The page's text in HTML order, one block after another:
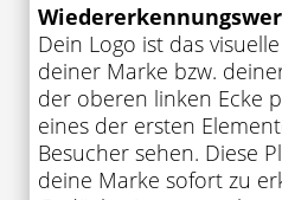
Dein Logo ist das
deiner Marke bzw.
der oberen linken Ecke
eines der ersten
Besucher sehen. Diese
deine Marke sofort zu